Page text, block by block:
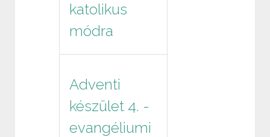
katolikus
módra
Adventi
készület 4. -
evangéliumi